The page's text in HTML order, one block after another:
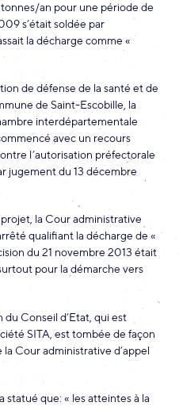
an pour une période de
s’était soldée par
la décharge comme «
de défense de la santé et de
de Saint-Escobille, la
interdépartementale
avec un recours
l’autorisation préfectorale
jugement du 13 décembre
la Cour administrative
qualifiant la décharge de «
du 21 novembre 2013 était
pour la démarche vers
Conseil d’Etat, qui est
SITA, est tombée de façon
Cour administrative d’appel
statué que: « les atteintes à la